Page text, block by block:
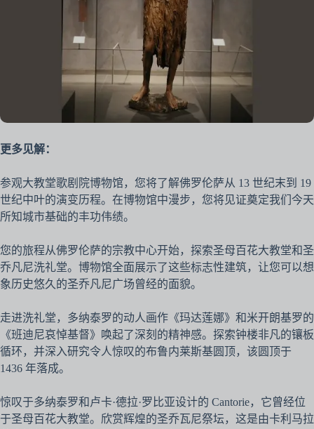
更多见解：
参观大教堂歌剧院博物馆，您将了解佛罗伦萨从 13 世纪末到 19
世纪中叶的演变历程。在博物馆中漫步，您将见证奠定我们今天
所知城市基础的丰功伟绩。
您的旅程从佛罗伦萨的宗教中心开始，探索圣母百花大教堂和圣
乔凡尼洗礼堂。博物馆全面展示了这些标志性建筑，让您可以想
象历史悠久的圣乔凡尼广场曾经的面貌。
走进洗礼堂，多纳泰罗的动人画作《玛达莲娜》和米开朗基罗的
《班迪尼哀悼基督》唤起了深刻的精神感。探索钟楼非凡的镶板
循环，并深入研究令人惊叹的布鲁内莱斯基圆顶，该圆顶于
1436 年落成。
惊叹于多纳泰罗和卢卡·德拉·罗比亚设计的 Cantorie，它曾经位
于圣母百花大教堂。欣赏辉煌的圣乔瓦尼祭坛，这是由卡利马拉